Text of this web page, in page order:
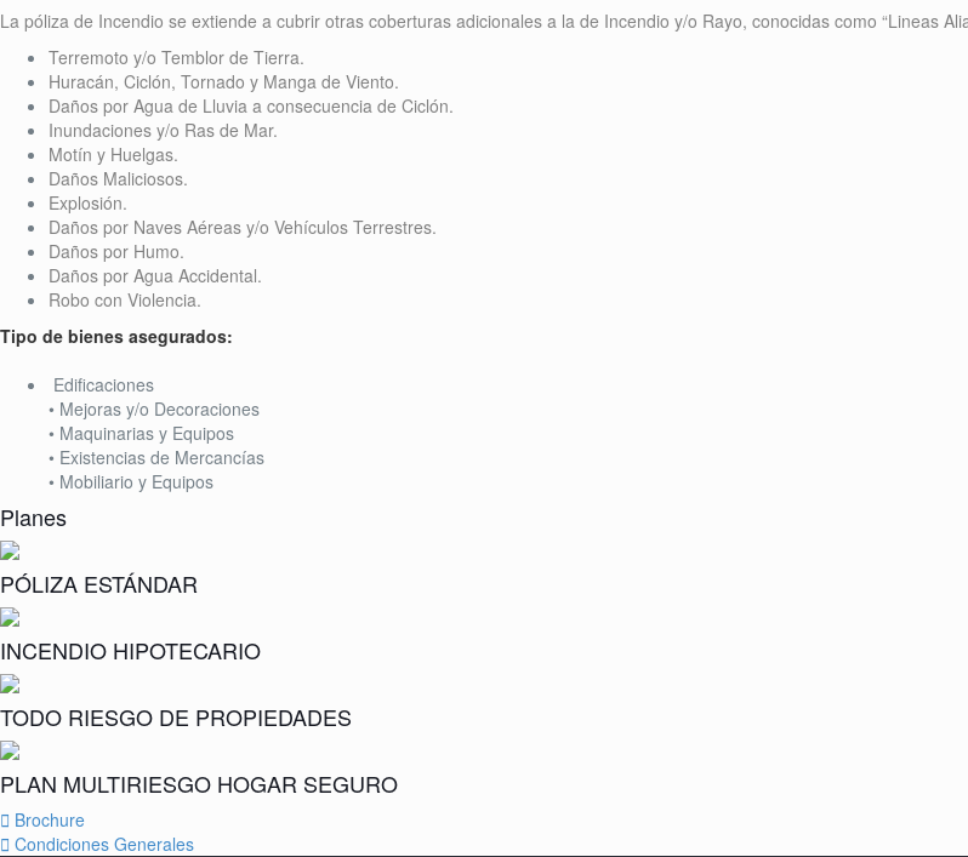
La póliza de Incendio se extiende a cubrir otras coberturas adicionales a la de Incendio y/o Rayo, conocidas como “Lineas
Terremoto y/o Temblor de Tierra.
Huracán, Ciclón, Tornado y Manga de Viento.
Daños por Agua de Lluvia a consecuencia de Ciclón.
Inundaciones y/o Ras de Mar.
Motín y Huelgas.
Daños Maliciosos.
Explosión.
Daños por Naves Aéreas y/o Vehículos Terrestres.
Daños por Humo.
Daños por Agua Accidental.
Robo con Violencia.
Tipo de bienes asegurados:
Edificaciones
• Mejoras y/o Decoraciones
• Maquinarias y Equipos
• Existencias de Mercancías
• Mobiliario y Equipos
Planes
PÓLIZA ESTÁNDAR
INCENDIO HIPOTECARIO
TODO RIESGO DE PROPIEDADES
PLAN MULTIRIESGO HOGAR SEGURO
Brochure
Condiciones Generales